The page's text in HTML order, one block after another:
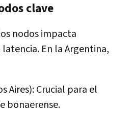
clave
nodos impacta
En la Argentina,
Aires): Crucial para el
bonaerense.